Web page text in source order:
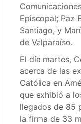
Episcopal; Paz
Santiago, y
de Valparaíso.
El día martes,
acerca de las
Católica en
que exhibió a
llegados de 85
la firma de 33